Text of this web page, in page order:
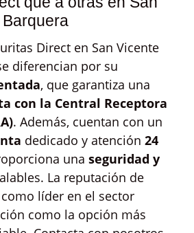
Direct en San Vicente
diferencian por su
, que garantiza una
con la Central Receptora
. Además, cuentan con un
dedicado y atención 24
una seguridad y
La reputación de
líder en el sector
como la opción más